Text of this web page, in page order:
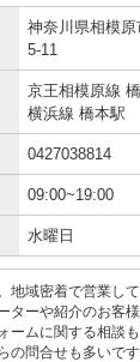
神奈川県相模
5-11
京王相模原線
横浜線 橋本駅
0427038814
09:00~19:00
水曜日
地域密着で営業し
ターや紹介のお客
ームに関する相談
の問合せも多いで